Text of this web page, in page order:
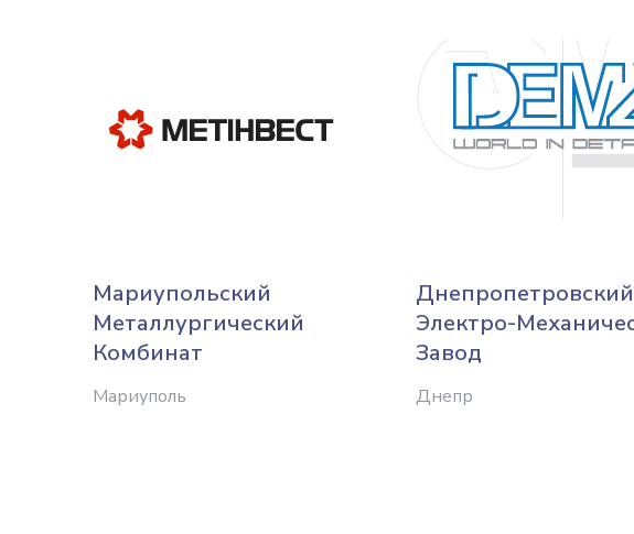
Мариупольский
Металлургический
Комбинат
Мариуполь
Днепропетровский
Электро-
Завод
Днепр